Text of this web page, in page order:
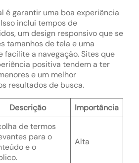
é garantir uma boa experiência
inclui tempos de
um design responsivo que se
tamanhos de tela e uma
facilite a navegação. Sites que
positiva tendem a ter
e um melhor
resultados de busca.
Descrição Importância
de termos
para o
e o
Alta